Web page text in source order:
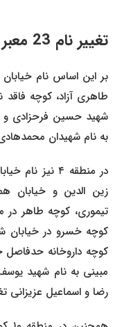
تغییر نام 23 معبر و میدان در پایتخت
بر این اساس نام خیابان
به نام شهیدان
در منطقه ۴ نیز
زین الدین و خیابان
تیموری، کوچه طاهر در
کوچه خسرو در خیابان
کوچه داروخانه حدفاصل
مبینی به نام شهید یوسف
رضا و اسماعیل عزیزانی